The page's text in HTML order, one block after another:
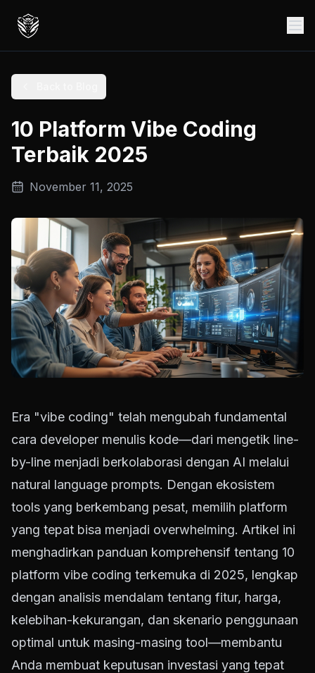
10 Platform Vibe Coding
Terbaik 2025
November 11, 2025
Era "vibe coding" telah mengubah fundamental
cara developer menulis kode—dari mengetik line-
by-line menjadi berkolaborasi dengan AI melalui
natural language prompts. Dengan ekosistem
tools yang berkembang pesat, memilih platform
yang tepat bisa menjadi overwhelming. Artikel ini
menghadirkan panduan komprehensif tentang 10
platform vibe coding terkemuka di 2025, lengkap
dengan analisis mendalam tentang fitur, harga,
kelebihan-kekurangan, dan skenario penggunaan
optimal untuk masing-masing tool—membantu
Anda membuat keputusan investasi yang tepat